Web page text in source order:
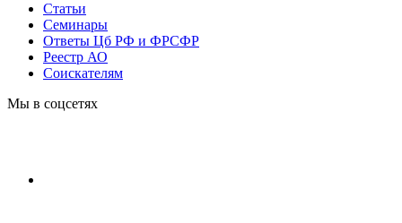
Статьи
Cеминары
Ответы Цб РФ и ФРСФР
Реестр АО
Соискателям
Мы в соцсетях